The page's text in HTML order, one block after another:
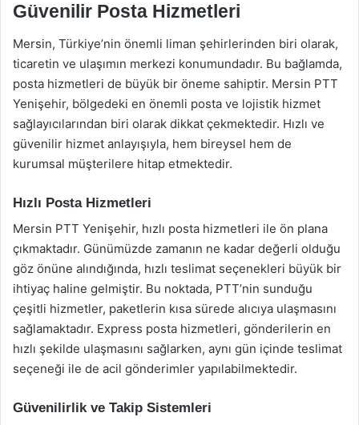
Güvenilir Posta Hizmetleri
Mersin, Türkiye’nin önemli liman şehirlerinden biri olarak,
ticaretin ve ulaşımın merkezi konumundadır. Bu bağlamda,
posta hizmetleri de büyük bir öneme sahiptir. Mersin PTT
Yenişehir, bölgedeki en önemli posta ve lojistik hizmet
sağlayıcılarından biri olarak dikkat çekmektedir. Hızlı ve
güvenilir hizmet anlayışıyla, hem bireysel hem de
kurumsal müşterilere hitap etmektedir.
Hızlı Posta Hizmetleri
Mersin PTT Yenişehir, hızlı posta hizmetleri ile ön plana
çıkmaktadır. Günümüzde zamanın ne kadar değerli olduğu
göz önüne alındığında, hızlı teslimat seçenekleri büyük bir
ihtiyaç haline gelmiştir. Bu noktada, PTT’nin sunduğu
çeşitli hizmetler, paketlerin kısa sürede alıcıya ulaşmasını
sağlamaktadır. Express posta hizmetleri, gönderilerin en
hızlı şekilde ulaşmasını sağlarken, aynı gün içinde teslimat
seçeneği ile de acil gönderimler yapılabilmektedir.
Güvenilirlik ve Takip Sistemleri